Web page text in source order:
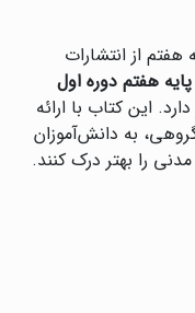
از انتشارات
هفتم دوره اول
این کتاب با ارائه
به دانش‌آموزان
را بهتر درک کنند.